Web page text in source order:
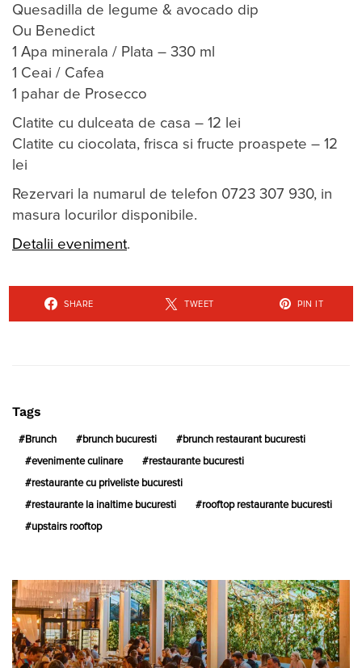
Quesadilla de legume & avocado dip
Ou Benedict
1 Apa minerala / Plata – 330 ml
1 Ceai / Cafea
1 pahar de Prosecco
Clatite cu dulceata de casa – 12 lei
Clatite cu ciocolata, frisca si fructe proaspete – 12
lei
Rezervari la numarul de telefon 0723 307 930, in
masura locurilor disponibile.
Detalii eveniment.
SHARE TWEET PIN IT
Tags
Brunch brunch bucuresti brunch restaurant bucuresti
evenimente culinare restaurante bucuresti
restaurante cu priveliste bucuresti
restaurante la inaltime bucuresti rooftop restaurante bucuresti
upstairs rooftop